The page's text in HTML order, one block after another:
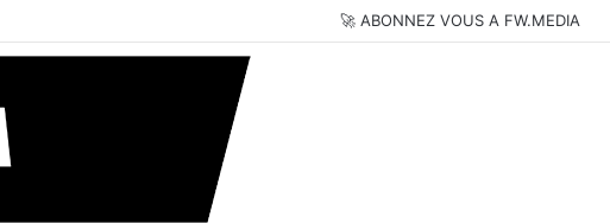
🚀 ABONNEZ VOUS A FW.MEDIA